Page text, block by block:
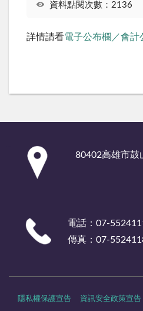
資料點閱次數：2136
詳情請看電子公布欄／會計
80402高雄市鼓
電話：07-
傳真：07-
隱私權保護宣告 資訊安全政策宣告